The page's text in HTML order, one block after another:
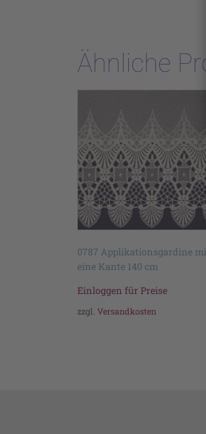
Ähnliche
0787 Applikationsgardine
eine Kante 140 cm
Einloggen für Preise
zzgl. Versandkosten